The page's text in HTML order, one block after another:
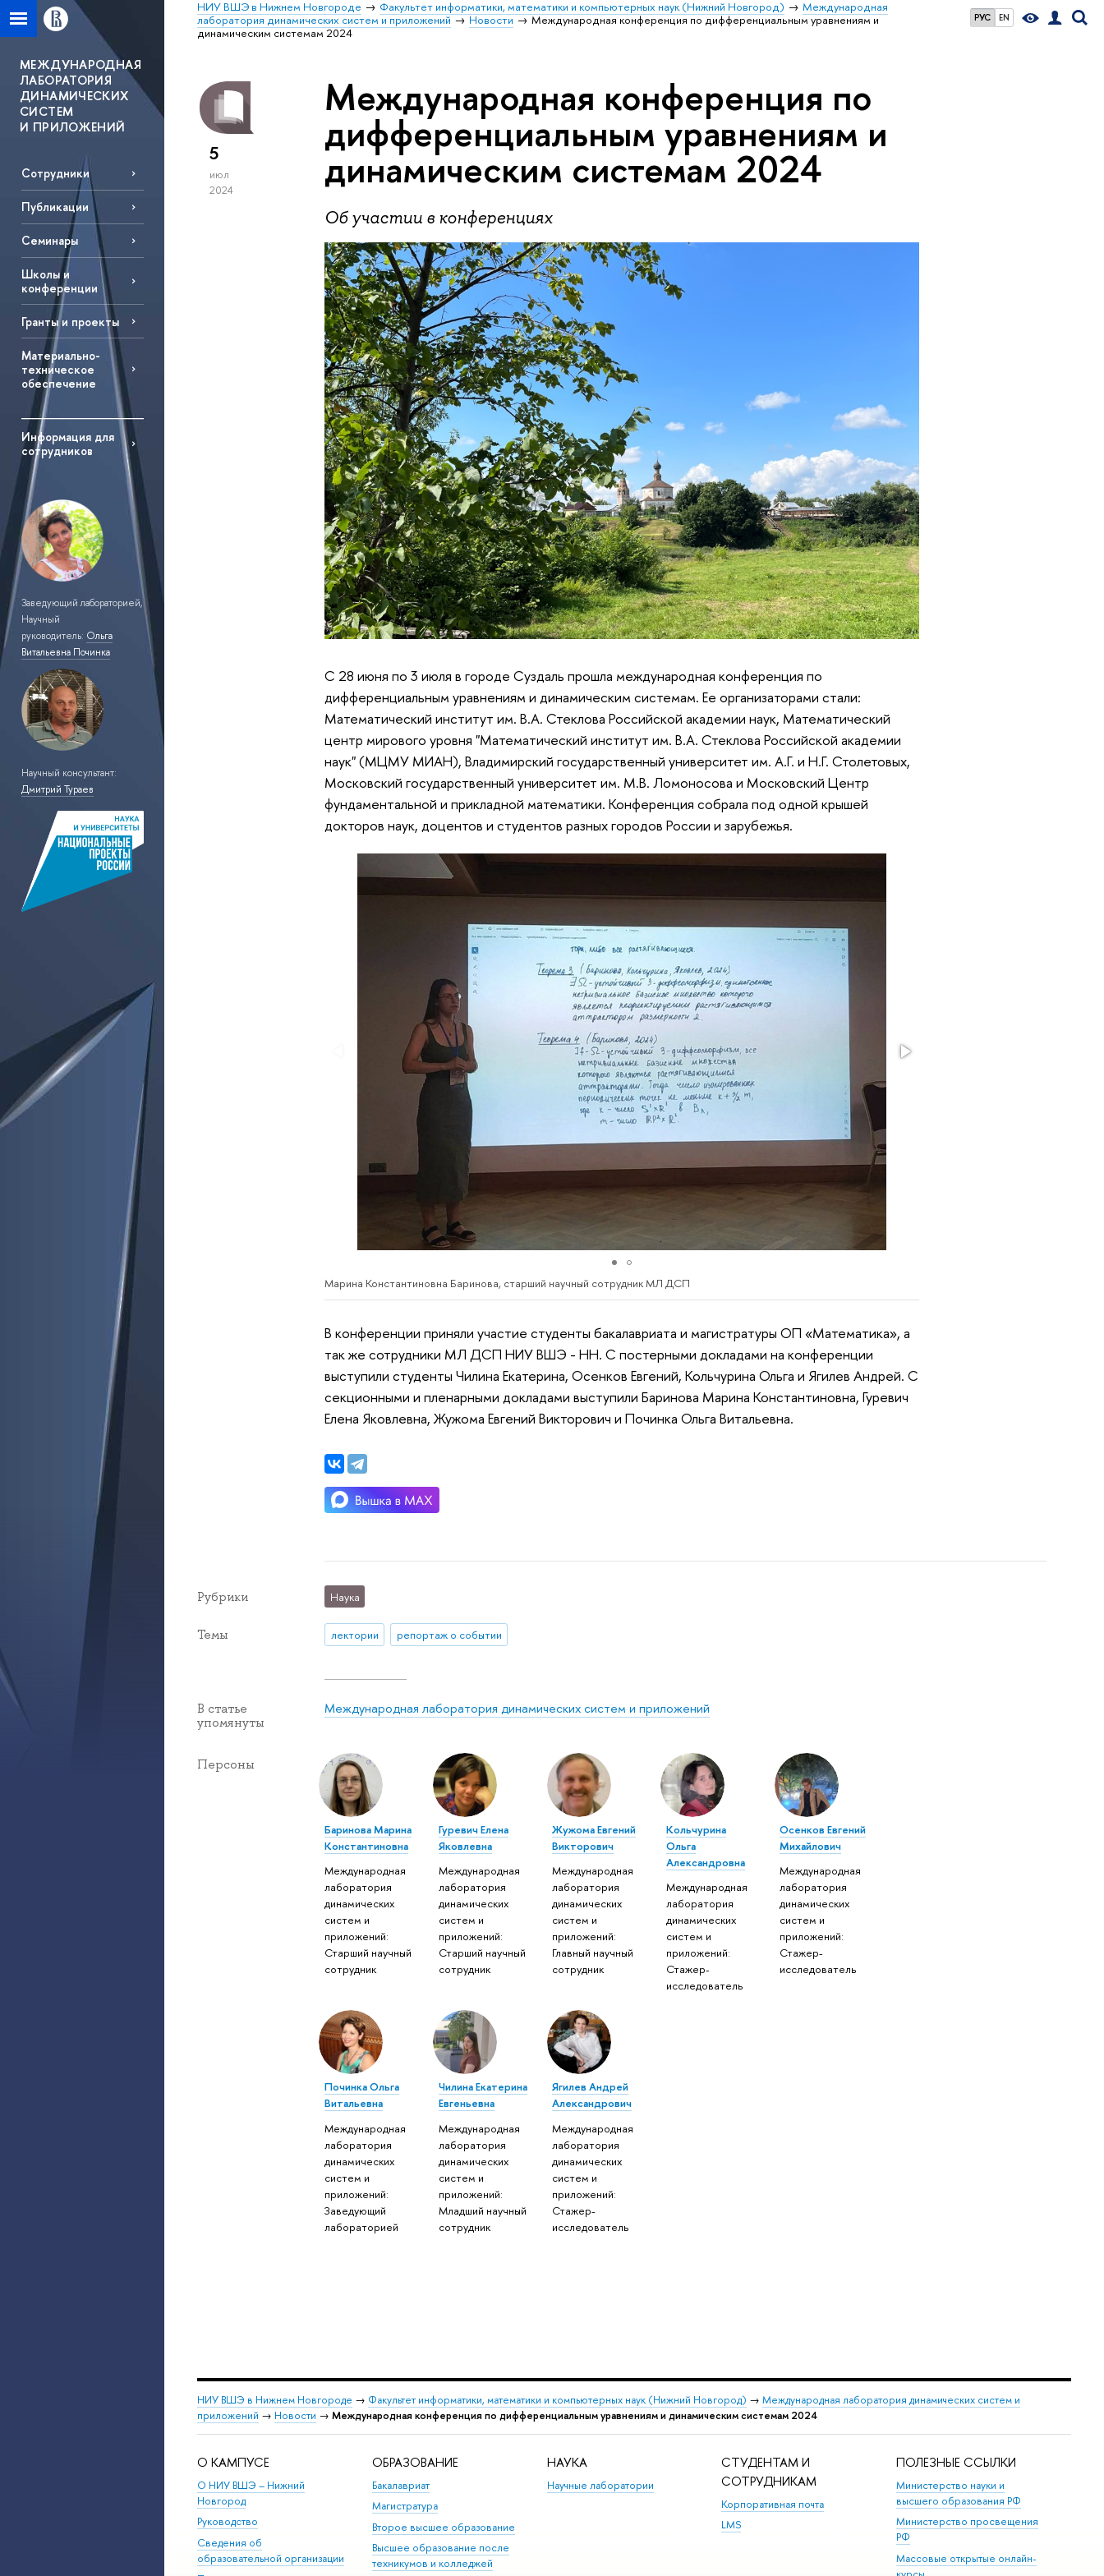
РУС EN
НИУ ВШЭ в Нижнем Новгороде Факультет информатики, математики и компьютерных наук (Нижний Новгород)
Международная
лаборатория динамических систем и приложений
Новости
Международная конференция по дифференциальным уравнениям и
динамическим системам 2024
МЕЖДУНАРОДНАЯ
ЛАБОРАТОРИЯ
ДИНАМИЧЕСКИХ
СИСТЕМ
И ПРИЛОЖЕНИЙ
Сотрудники
Публикации
Семинары
Школы и
конференции
Гранты и проекты
Материально-
техническое
обеспечение
Информация для
сотрудников
Заведующий лабораторией,
Научный
руководитель: Ольга
Витальевна Починка
Научный консультант:
Дмитрий Тураев
5
июл
2024
Международная конференция по
дифференциальным уравнениям и
динамическим системам 2024
Об участии в конференциях
С 28 июня по 3 июля в городе Суздаль прошла международная конференция по
дифференциальным уравнениям и динамическим системам. Ее организаторами стали:
Математический институт им. В.А. Стеклова Российской академии наук, Математический
центр мирового уровня "Математический институт им. В.А. Стеклова Российской академии
наук" (МЦМУ МИАН), Владимирский государственный университет им. А.Г. и Н.Г. Столетовых,
Московский государственный университет им. М.В. Ломоносова и Московский Центр
фундаментальной и прикладной математики. Конференция собрала под одной крышей
докторов наук, доцентов и студентов разных городов России и зарубежья.
Марина Константиновна Баринова, старший научный сотрудник МЛ ДСП
В конференции приняли участие студенты бакалавриата и магистратуры ОП «Математика», а
так же сотрудники МЛ ДСП НИУ ВШЭ - НН. С постерными докладами на конференции
выступили студенты Чилина Екатерина, Осенков Евгений, Кольчурина Ольга и Ягилев Андрей. С
секционными и пленарными докладами выступили Баринова Марина Константиновна, Гуревич
Елена Яковлевна, Жужома Евгений Викторович и Починка Ольга Витальевна.
Рубрики Наука
Темы лектории репортаж о событии
В статье
упомянуты
Международная лаборатория динамических систем и приложений
Персоны
Баринова Марина
Константиновна
Международная
лаборатория
динамических
систем и
приложений:
Старший научный
сотрудник
Гуревич Елена
Яковлевна
Международная
лаборатория
динамических
систем и
приложений:
Старший научный
сотрудник
Жужома Евгений
Викторович
Международная
лаборатория
динамических
систем и
приложений:
Главный научный
сотрудник
Кольчурина
Ольга
Александровна
Международная
лаборатория
динамических
систем и
приложений:
Стажер-
исследователь
Осенков Евгений
Михайлович
Международная
лаборатория
динамических
систем и
приложений:
Стажер-
исследователь
Починка Ольга
Витальевна
Международная
лаборатория
динамических
систем и
приложений:
Заведующий
лабораторией
Чилина Екатерина
Евгеньевна
Международная
лаборатория
динамических
систем и
приложений:
Младший научный
сотрудник
Ягилев Андрей
Александрович
Международная
лаборатория
динамических
систем и
приложений:
Стажер-
исследователь
НИУ ВШЭ в Нижнем Новгороде → Факультет информатики, математики и компьютерных наук (Нижний Новгород) → Международная лаборатория динамических систем и
приложений → Новости → Международная конференция по дифференциальным уравнениям и динамическим системам 2024
О КАМПУСЕ
О НИУ ВШЭ – Нижний
Новгород
Руководство
Сведения об
образовательной организации
ОБРАЗОВАНИЕ
Бакалавриат
Магистратура
Второе высшее образование
Высшее образование после
техникумов и колледжей
НАУКА
Научные лаборатории
СТУДЕНТАМ И
СОТРУДНИКАМ
Корпоративная почта
LMS
ПОЛЕЗНЫЕ ССЫЛКИ
Министерство науки и
высшего образования РФ
Министерство просвещения
РФ
Массовые открытые онлайн-